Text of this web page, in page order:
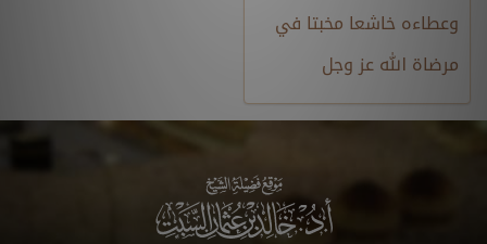
وعطاءه خاشعا مخبتا في
مرضاة الله عز وجل